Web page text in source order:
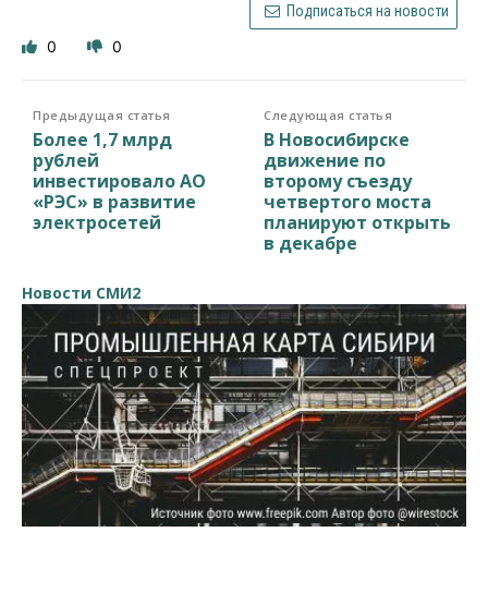
Подписаться на новости
0 0
Предыдущая статья
Более 1,7 млрд
рублей
инвестировало АО
«РЭС» в развитие
электросетей
Следующая статья
В Новосибирске
движение по
второму съезду
четвертого моста
планируют открыть
в декабре
Новости СМИ2